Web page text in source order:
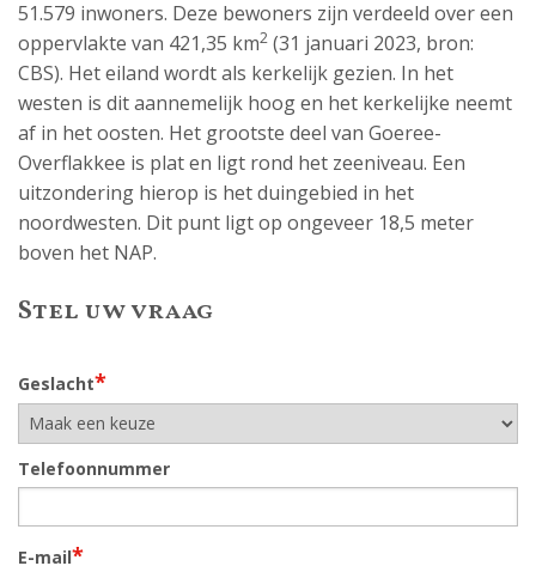
51.579 inwoners. Deze bewoners zijn verdeeld over een
oppervlakte van 421,35 km2 (31 januari 2023, bron:
CBS). Het eiland wordt als kerkelijk gezien. In het
westen is dit aannemelijk hoog en het kerkelijke neemt
af in het oosten. Het grootste deel van Goeree-
Overflakkee is plat en ligt rond het zeeniveau. Een
uitzondering hierop is het duingebied in het
noordwesten. Dit punt ligt op ongeveer 18,5 meter
boven het NAP.
Stel uw vraag
Geslacht*
Telefoonnummer
E-mail*